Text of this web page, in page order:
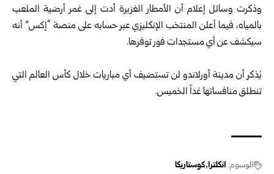
وذكرت وسائل إعلام أن الأمطار الغزيرة أدت إلى غمر أرضية الملعب
بالمياه، فيما أعلن المنتخب الإنكليزي عبر حسابه على منصة “إكس” أنه
سيكشف عن أي مستجدات فور توفرها.
يُذكر أن مدينة أورلاندو لن تستضيف أي مباريات خلال كأس العالم التي
تنطلق منافساتها غداً الخميس.
الوسوم: انكلترا كوستاريكا